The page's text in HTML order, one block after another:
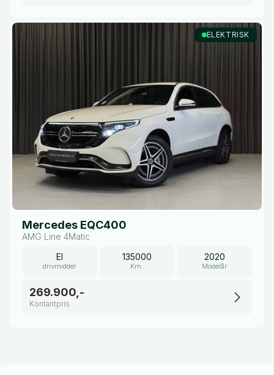
ELEKTRISK
Mercedes EQC400
AMG Line 4Matic
El
drivmiddel
135000
Km.
2020
Modelår
269.900,-
Kontantpris